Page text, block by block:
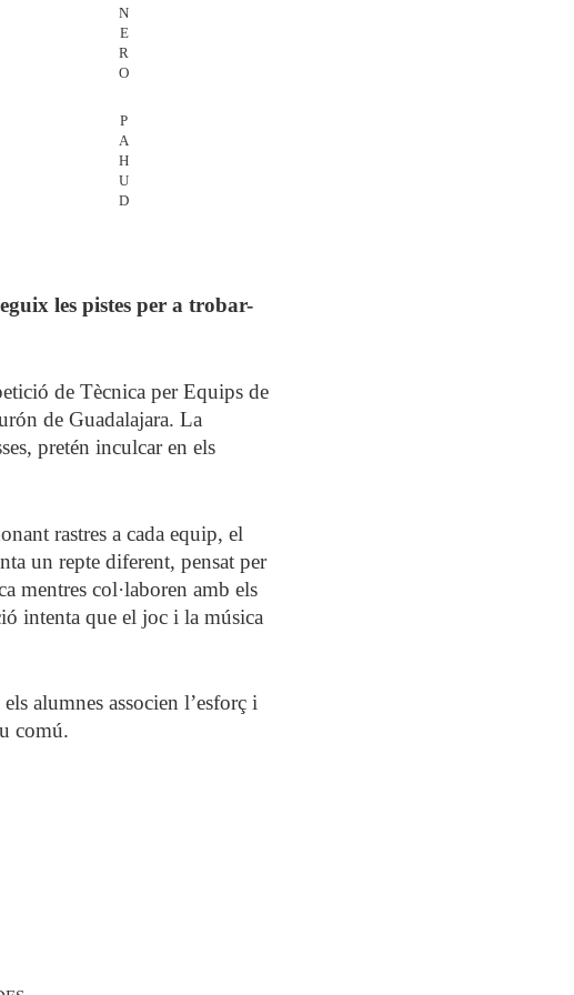
N
E
R
O
P
A
H
U
D
les pistes per a trobar-
de Tècnica per Equips de
de Guadalajara. La
pretén inculcar en els
rastres a cada equip, el
un repte diferent, pensat per
mentres col·laboren amb els
intenta que el joc i la música
alumnes associen l’esforç i
comú.